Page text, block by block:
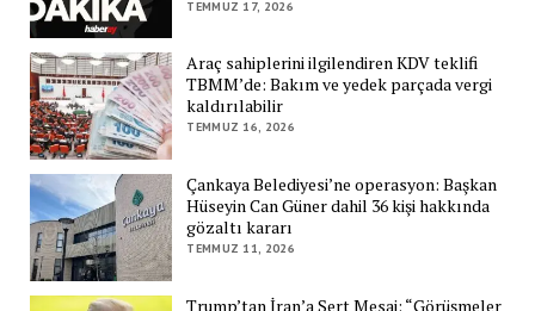
TEMMUZ 17, 2026
Araç sahiplerini ilgilendiren KDV teklifi
TBMM’de: Bakım ve yedek parçada vergi
kaldırılabilir
TEMMUZ 16, 2026
Çankaya Belediyesi’ne operasyon: Başkan
Hüseyin Can Güner dahil 36 kişi hakkında
gözaltı kararı
TEMMUZ 11, 2026
Trump’tan İran’a Sert Mesaj: “Görüşmeler